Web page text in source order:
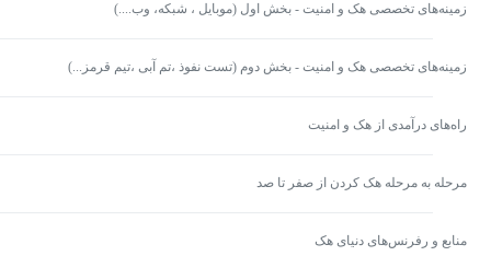
زمینه‌های تخصصی هک و امنیت - بخش اول (موبایل ، شبکه، وب....)
زمینه‌‎های تخصصی هک و امنیت - بخش دوم (تست نفوذ ،تم آبی ،تیم قرمز...)
راه‌های درآمدی از هک و امنیت
مرحله به مرحله هک کردن از صفر تا صد
منابع و رفرنس‌های دنیای هک